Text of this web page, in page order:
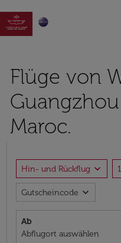

Flüge von
Maroc.
Hin- und Rückflug expand_more
Gutscheincode expand_more
Ab
Abflugort auswählen